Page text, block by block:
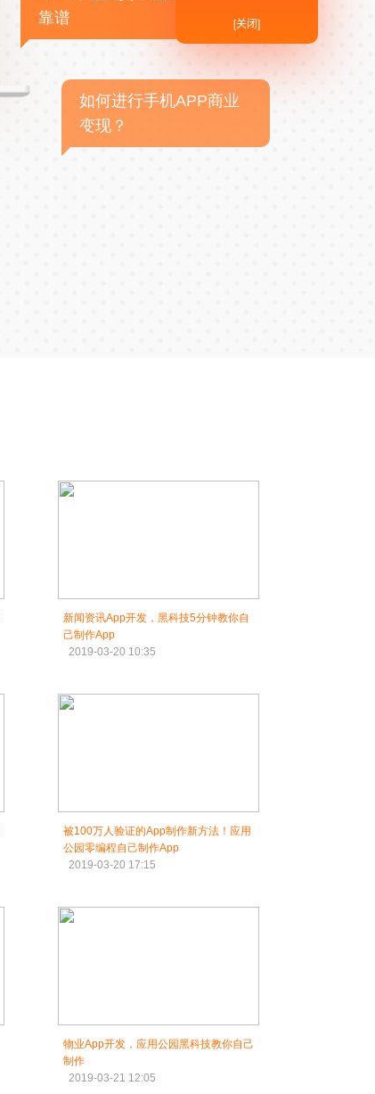
靠谱
如何进行手机APP商业
变现？
新闻资讯App开发，黑科技5分钟教你自
己制作App
2019-03-20 10:35
被100万人验证的App制作新方法！应用
公园零编程自己制作App
2019-03-20 17:15
物业App开发，应用公园黑科技教你自己
制作
2019-03-21 12:05
[关闭]